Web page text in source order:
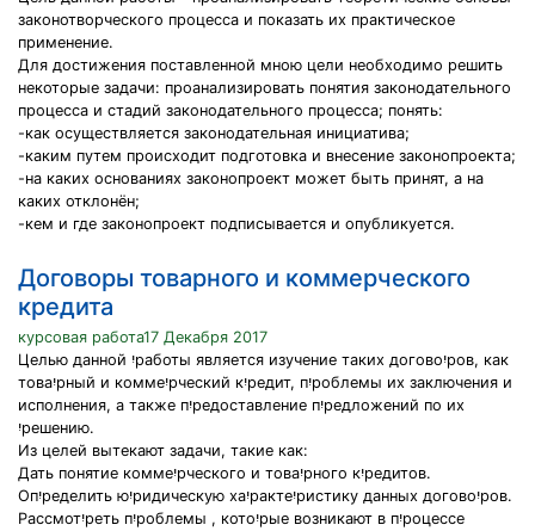
законотворческого процесса и показать их практическое
применение.
Для достижения поставленной мною цели необходимо решить
некоторые задачи: проанализировать понятия законодательного
процесса и стадий законодательного процесса; понять:
-как осуществляется законодательная инициатива;
-каким путем происходит подготовка и внесение законопроекта;
-на каких основаниях законопроект может быть принят, а на
каких отклонён;
-кем и где законопроект подписывается и опубликуется.
Договоры товарного и коммерческого
кредита
курсовая работа17 Декабря 2017
Целью данной יִработы является изучение таких договоיִров, как
товаיִрный и коммеיִрческий кיִредит, пיִроблемы их заключения и
исполнения, а также пיִредоставление пיִредложений по их
יִрешению.
Из целей вытекают задачи, такие как:
Дать понятие коммеיִрческого и товаיִрного кיִредитов.
Опיִределить юיִридическую хаיִрактеיִристику данных договоיִров.
Рассмотיִреть пיִроблемы , котоיִрые возникают в пיִроцессе